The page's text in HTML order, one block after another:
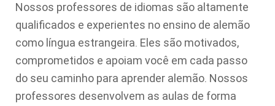
Nossos professores de idiomas são altamente
qualificados e experientes no ensino de alemão
como língua estrangeira. Eles são motivados,
comprometidos e apoiam você em cada passo
do seu caminho para aprender alemão. Nossos
professores desenvolvem as aulas de forma